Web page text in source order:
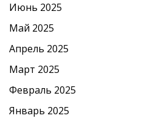
Июнь 2025
Май 2025
Апрель 2025
Март 2025
Февраль 2025
Январь 2025